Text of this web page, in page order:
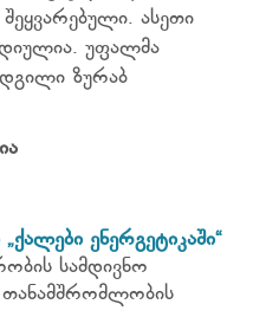
ასეთი
უფალმა
ზურაბ
ენერგეტიკაში“
სამდივნო
თანამშრომლობის